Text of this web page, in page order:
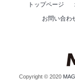
トップページ
お問い合わ
Copyright © 2020